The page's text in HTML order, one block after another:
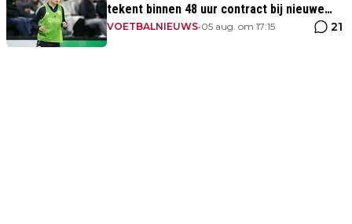
tekent binnen 48 uur contract bij nieuwe
club'
VOETBALNIEUWS•05 aug. om 17:15 21